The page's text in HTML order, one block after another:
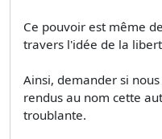
Ce pouvoir est même
travers l'idée de la
Ainsi, demander si
rendus au nom cette
troublante.